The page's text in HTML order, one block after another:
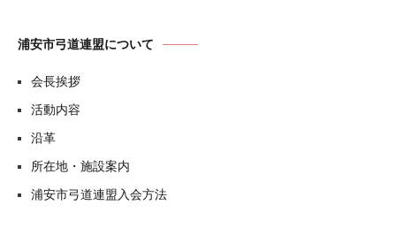
浦安市弓道連盟について
会長挨拶
活動内容
沿革
所在地・施設案内
浦安市弓道連盟入会方法